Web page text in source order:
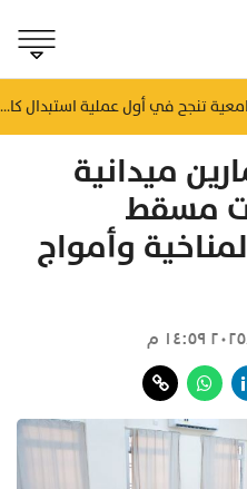
المدينة الطبية الجامعية تنجح في أول عملية استبدال كامل للمفصل الفكي الصدغي
عمدة نيويورك: نتنياهو "مجرم حرب" وسنعتقله إذا حضر
ميدانية
مسقط
وأمواج